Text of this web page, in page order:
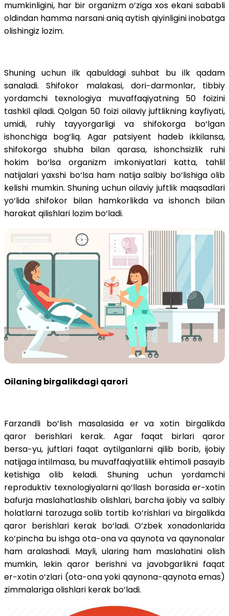
mumkinligini, har bir organizm o‘ziga xos ekani sababli
oldindan hamma narsani aniq aytish qiyinligini inobatga
olishingiz lozim.
Shuning uchun ilk qabuldagi suhbat bu ilk qadam
sanaladi. Shifokor malakasi, dori−darmonlar, tibbiy
yordamchi texnologiya muvaffaqiyatning 50 foizini
tashkil qiladi. Qolgan 50 foizi oilaviy juftlikning kayfiyati,
umidi, ruhiy tayyorgarligi va shifokorga bo‘lgan
ishonchiga bog‘liq. Agar patsiyent hadeb ikkilansa,
shifokorga shubha bilan qarasa, ishonchsizlik ruhi
hokim bo‘lsa organizm imkoniyatlari katta, tahlil
natijalari yaxshi bo‘lsa ham natija salbiy bo‘lishiga olib
kelishi mumkin. Shuning uchun oilaviy juftlik maqsadlari
yo‘lida shifokor bilan hamkorlikda va ishonch bilan
harakat qilishlari lozim bo‘ladi.
Oilaning birgalikdagi qarori
Farzandli bo‘lish masalasida er va xotin birgalikda
qaror berishlari kerak. Agar faqat birlari qaror
bersa−yu, juftlari faqat aytilganlarni qilib borib, ijobiy
natijaga intilmasa, bu muvaffaqiyatlilik ehtimoli pasayib
ketishiga olib keladi. Shuning uchun yordamchi
reproduktiv texnologiyalarni qo‘llash borasida er−xotin
bafurja maslahatlashib olishlari, barcha ijobiy va salbiy
holatlarni tarozuga solib tortib ko‘rishlari va birgalikda
qaror berishlari kerak bo‘ladi. O‘zbek xonadonlarida
ko‘pincha bu ishga ota−ona va qaynota va qaynonalar
ham aralashadi. Mayli, ularing ham maslahatini olish
mumkin, lekin qaror berishni va javobgarlikni faqat
er−xotin o‘zlari (ota−ona yoki qaynona−qaynota emas)
zimmalariga olishlari kerak bo‘ladi.